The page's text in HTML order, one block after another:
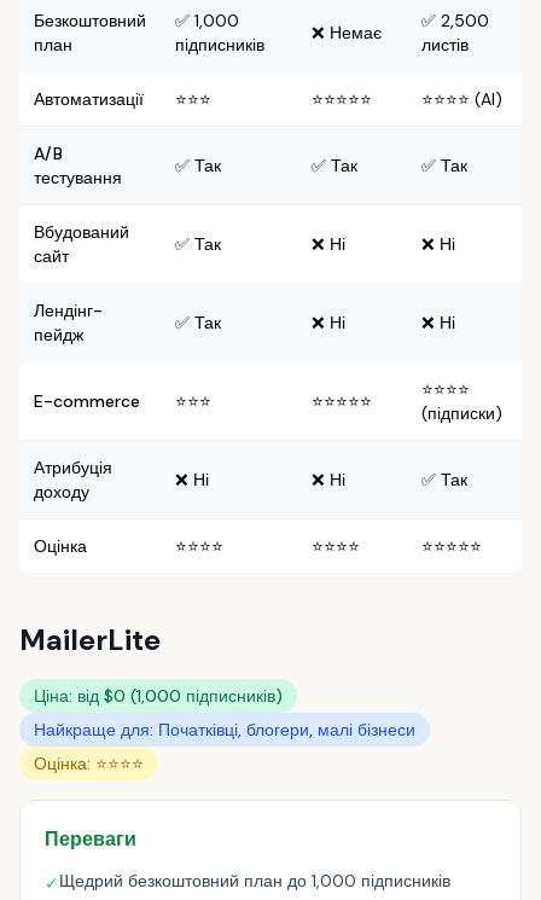
Безкоштовний
план
✅ 1,000
підписників
❌ Немає
✅ 2,500
листів
Автоматизації ⭐⭐⭐ ⭐⭐⭐⭐⭐ ⭐⭐⭐⭐ (AI)
A/B
тестування
✅ Так ✅ Так ✅ Так
Вбудований
сайт
✅ Так ❌ Ні ❌ Ні
Лендінг-
пейдж
✅ Так ❌ Ні ❌ Ні
E-commerce ⭐⭐⭐ ⭐⭐⭐⭐⭐
⭐⭐⭐⭐
(підписки)
Атрибуція
доходу
❌ Ні ❌ Ні ✅ Так
Оцінка ⭐⭐⭐⭐ ⭐⭐⭐⭐ ⭐⭐⭐⭐⭐
MailerLite
Ціна: від $0 (1,000 підписників)
Найкраще для: Початківці, блогери, малі бізнеси
Оцінка: ⭐⭐⭐⭐
Переваги
✓Щедрий безкоштовний план до 1,000 підписників